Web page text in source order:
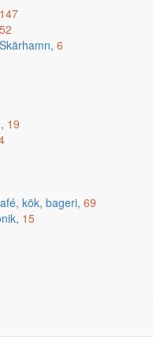
147
52
6
19
kök, bageri, 69
15